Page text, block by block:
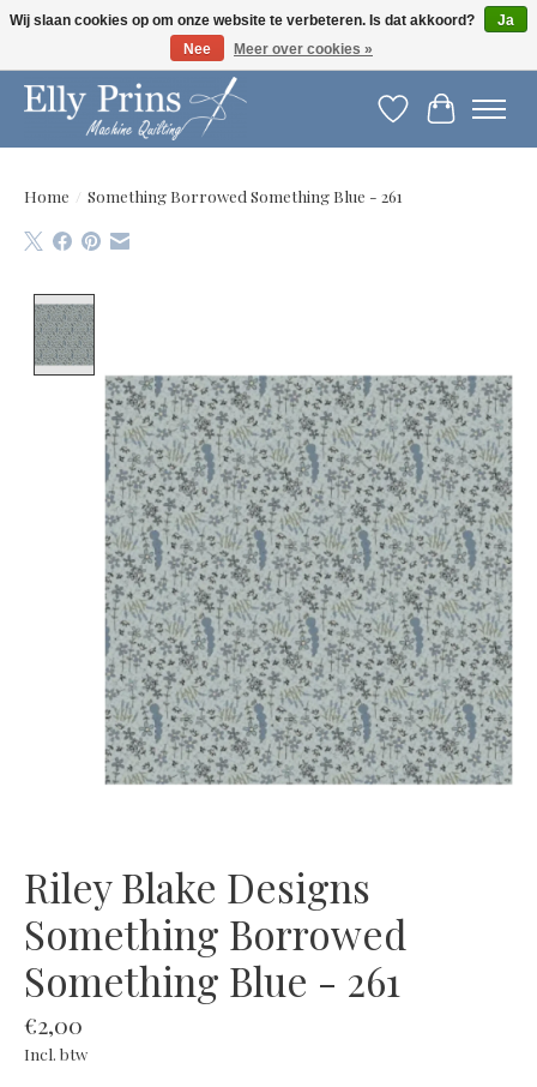
Let op: gewijzigde openingstijden!
Verlanglijst
Home / Something Borrowed Something Blue - 261
Riley Blake Designs
Something Borrowed
Something Blue - 261
€2,00
Incl. btw
Wij slaan cookies op om onze website te verbeteren. Is dat akkoord?
Ja
Nee
Meer over cookies »